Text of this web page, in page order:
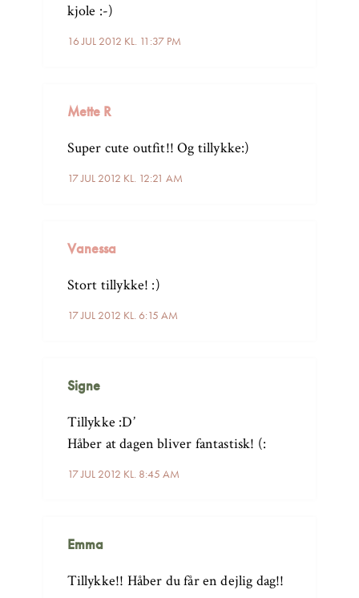
16 JUL 2012 KL. 11:37 PM
kjole :-)
Mette R
17 JUL 2012 KL. 12:21 AM
Super cute outfit!! Og tillykke:)
Vanessa
17 JUL 2012 KL. 6:15 AM
Stort tillykke! :)
Signe
17 JUL 2012 KL. 8:45 AM
Tillykke :D’
Håber at dagen bliver fantastisk! (:
Emma
Tillykke!! Håber du får en dejlig dag!!